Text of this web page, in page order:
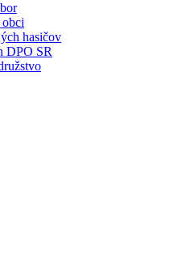
hasičov
DPO SR